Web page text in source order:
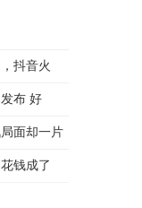
抖音火
布 好
面却一片
钱成了